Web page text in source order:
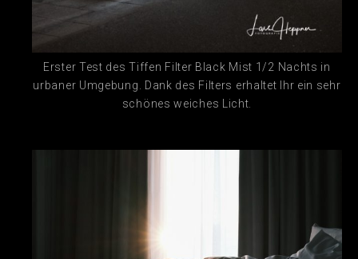
Erster Test des Tiffen Filter Black Mist 1/2 Nachts in
urbaner Umgebung. Dank des Filters erhaltet Ihr ein sehr
schönes weiches Licht.